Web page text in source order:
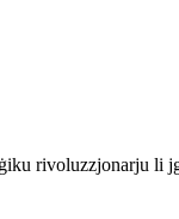
rivoluzzjonarju li